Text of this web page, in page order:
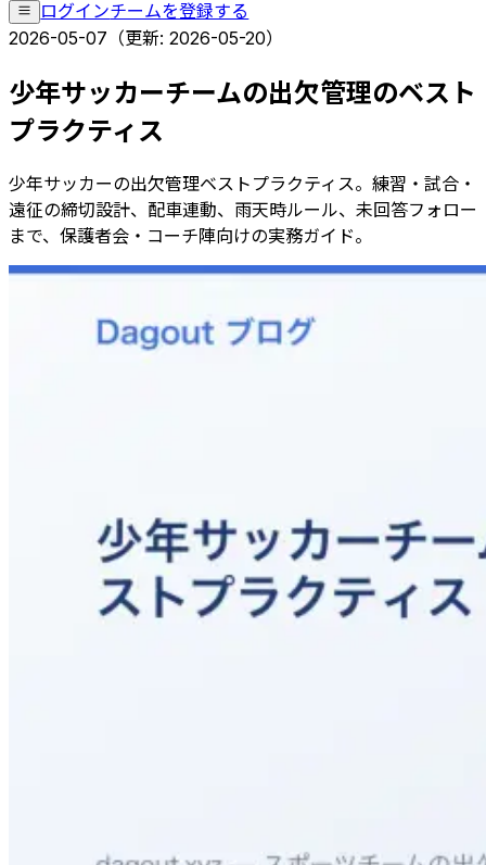
ログインチームを登録する
2026-05-07 （更新: 2026-05-20）
少年サッカーチームの出欠管理のベスト
プラクティス
少年サッカーの出欠管理ベストプラクティス。練習・試合・
遠征の締切設計、配車連動、雨天時ルール、未回答フォロー
まで、保護者会・コーチ陣向けの実務ガイド。